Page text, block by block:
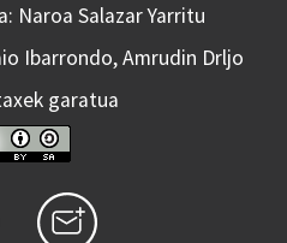
Naroa Salazar Yarritu
Ibarrondo, Amrudin Drljo
garatua